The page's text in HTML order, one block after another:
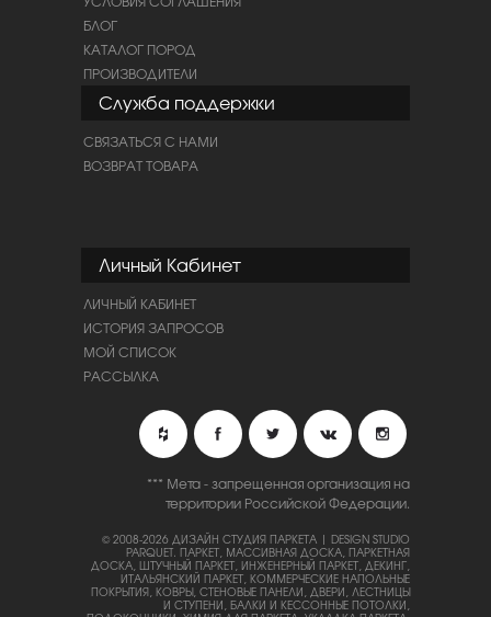
БЛОГ
КАТАЛОГ ПОРОД
ПРОИЗВОДИТЕЛИ
Служба поддержки
СВЯЗАТЬСЯ С НАМИ
ВОЗВРАТ ТОВАРА
Личный Кабинет
ЛИЧНЫЙ КАБИНЕТ
ИСТОРИЯ ЗАПРОСОВ
МОЙ СПИСОК
РАССЫЛКА
*** Мета - запрещенная организация на
территории Российской Федерации.
© 2008-2026 ДИЗАЙН СТУДИЯ ПАРКЕТА | DESIGN STUDIO
PARQUET. ПАРКЕТ, МАССИВНАЯ ДОСКА, ПАРКЕТНАЯ
ДОСКА, ШТУЧНЫЙ ПАРКЕТ, ИНЖЕНЕРНЫЙ ПАРКЕТ, ДЕКИНГ,
ИТАЛЬЯНСКИЙ ПАРКЕТ, КОММЕРЧЕСКИЕ НАПОЛЬНЫЕ
ПОКРЫТИЯ, КОВРЫ, СТЕНОВЫЕ ПАНЕЛИ, ДВЕРИ, ЛЕСТНИЦЫ
И СТУПЕНИ, БАЛКИ И КЕССОННЫЕ ПОТОЛКИ,